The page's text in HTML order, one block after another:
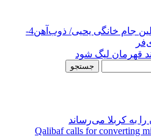
سوپرجام پرحادثه؛ اولین جام خانگی یحیی/ ذوب‌آهن4-
قهرمان لیگ شود
را به کربلا می‌رساند
Qalibaf calls for converting